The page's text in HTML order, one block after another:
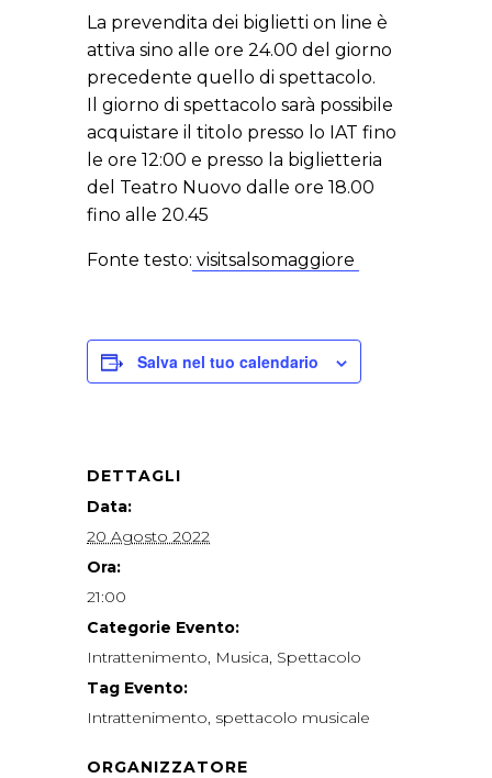
La prevendita dei biglietti on line è
attiva sino alle ore 24.00 del giorno
precedente quello di spettacolo.
Il giorno di spettacolo sarà possibile
acquistare il titolo presso lo IAT fino
le ore 12:00 e presso la biglietteria
del Teatro Nuovo dalle ore 18.00
fino alle 20.45
Fonte testo: visitsalsomaggiore
Salva nel tuo calendario
DETTAGLI
Data:
20 Agosto 2022
Ora:
21:00
Categorie Evento:
Intrattenimento, Musica, Spettacolo
Tag Evento:
Intrattenimento, spettacolo musicale
ORGANIZZATORE